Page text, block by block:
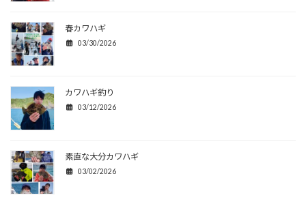
春カワハギ
03/30/2026
カワハギ釣り
03/12/2026
素直な大分カワハギ
03/02/2026